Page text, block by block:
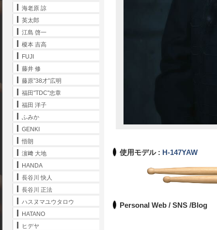
使用モデル : H-147YAW
Personal Web / SNS /Blog
海老原 諒
英太郎
江島 啓一
榎本 吉高
FUJI
藤井 修
藤原”38才”広明
福田"TDC"忠章
福田 洋子
ふみか
GENKI
悟朗
濵﨑 大地
HANDA
長谷川 快人
長谷川 正法
ハスヌマユウタロウ
HATANO
ヒデヤ